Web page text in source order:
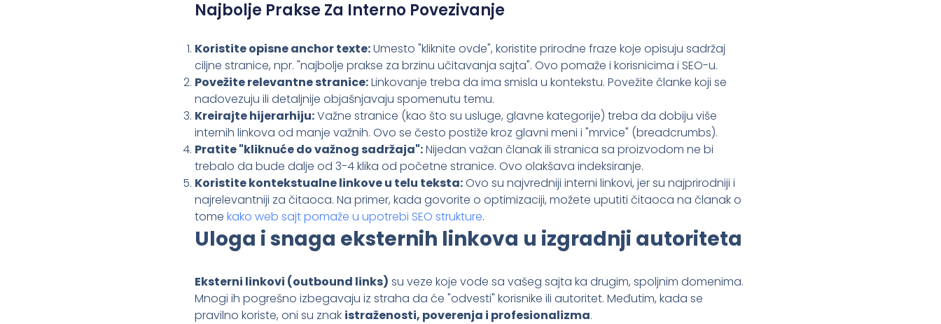
Najbolje Prakse Za Interno Povezivanje
Koristite opisne anchor texte:Umesto "kliknite ovde", koristite prirodne fraze koje opisuju sadržaj
ciljne stranice, npr. "najbolje prakse za brzinu učitavanja sajta". Ovo pomaže i korisnicima i SEO-u.
Povežite relevantne stranice:Linkovanje treba da ima smisla u kontekstu. Povežite članke koji se
nadovezuju ili detaljnije objašnjavaju spomenutu temu.
Kreirajte hijerarhiju:Važne stranice (kao što su usluge, glavne kategorije) treba da dobiju više
internih linkova od manje važnih. Ovo se često postiže kroz glavni meni i "mrvice" (breadcrumbs).
Pratite "kliknuće do važnog sadržaja":Nijedan važan članak ili stranica sa proizvodom ne bi
trebalo da bude dalje od 3-4 klika od početne stranice. Ovo olakšava indeksiranje.
Koristite kontekstualne linkove u telu teksta:Ovo su najvredniji interni linkovi, jer su najprirodniji i
najrelevantniji za čitaoca. Na primer, kada govorite o optimizaciji, možete uputiti čitaoca na članak o
tome kako web sajt pomaže u upotrebi SEO strukture.
Uloga i snaga eksternih linkova u izgradnji autoriteta
Eksterni linkovi (outbound links) su veze koje vode sa vašeg sajta ka drugim, spoljnim domenima.
Mnogi ih pogrešno izbegavaju iz straha da će "odvesti" korisnike ili autoritet. Međutim, kada se
pravilno koriste, oni su znak istraženosti, poverenja i profesionalizma.